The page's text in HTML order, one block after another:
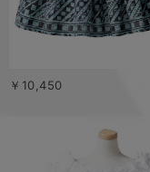
￥10,450